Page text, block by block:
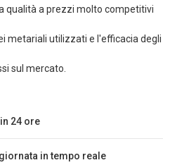
qualità a prezzi molto competitivi
metariali utilizzati e l'efficacia degli
sul mercato.
24 ore
in tempo reale